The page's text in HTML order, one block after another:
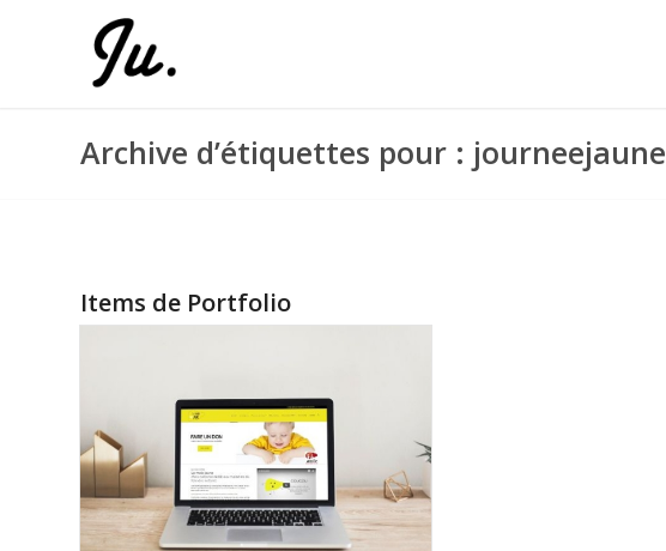
Archive d’étiquettes pour : journeejaune
Items de Portfolio